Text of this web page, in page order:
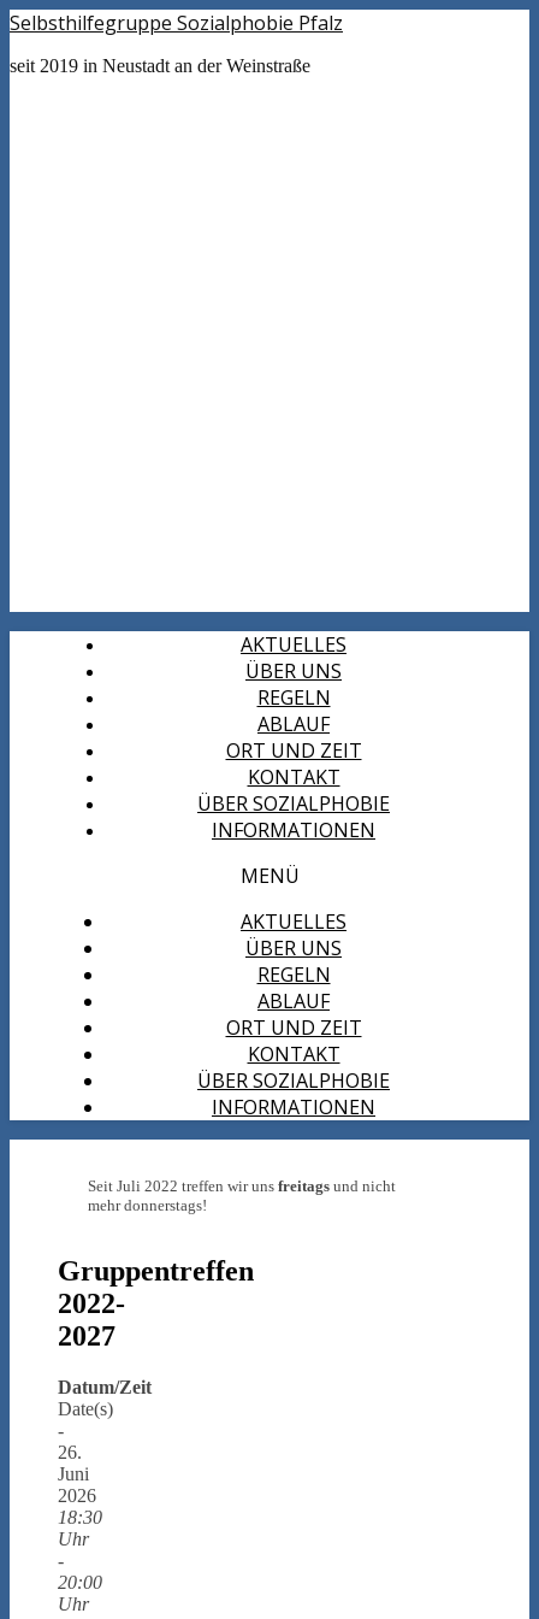
Selbsthilfegruppe Sozialphobie Pfalz
seit 2019 in Neustadt an der Weinstraße
AKTUELLES
ÜBER UNS
REGELN
ABLAUF
ORT UND ZEIT
KONTAKT
ÜBER SOZIALPHOBIE
INFORMATIONEN
MENÜ
AKTUELLES
ÜBER UNS
REGELN
ABLAUF
ORT UND ZEIT
KONTAKT
ÜBER SOZIALPHOBIE
INFORMATIONEN
Seit Juli 2022 treffen wir uns freitags und nicht
mehr donnerstags!
Gruppentreffen
2022-
2027
Datum/Zeit
Date(s)
-
26.
Juni
2026
18:30
Uhr
-
20:00
Uhr